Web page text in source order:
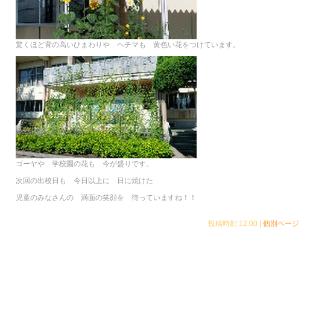
驚くほど背の高いひまわりや ヘチマも 黄色い花をつけています。
ゴーヤや 学校園の花も 今が盛りです。
次回の出校日も 今日以上に 日に焼けた
児童のみなさんの 満面の笑顔を 待っていますね！！
投稿時刻 12:00 個別ページ